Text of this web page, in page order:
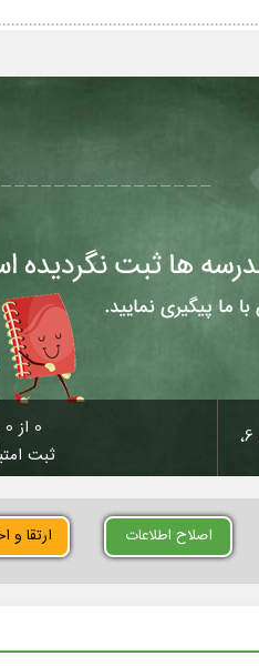
0 از 0 رای
ثبت
اصلاح اطلاعات ارتقا